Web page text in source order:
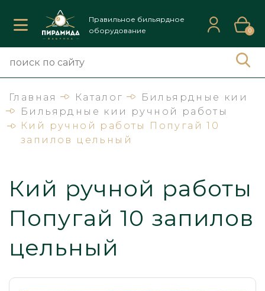
Правильное бильярдное
оборудование
0
Главная Каталог
Бильярдные кии
Бильярдные кии ручной работы
Кий ручной работы Попугай 10
запилов цельный
Кий ручной работы
Попугай 10 запилов
цельный